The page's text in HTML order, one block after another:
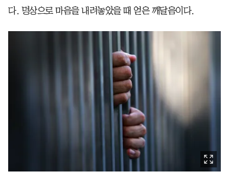
다. 명상으로 마음을 내려놓았을 때 얻은 깨달음이다.